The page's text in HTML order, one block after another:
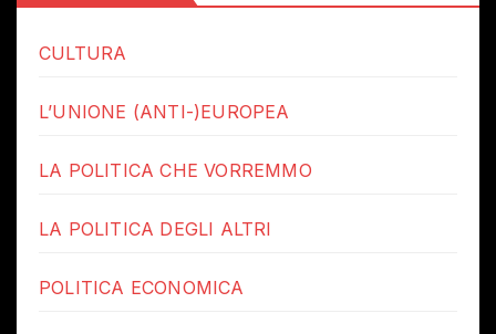
CULTURA
L’UNIONE (ANTI-)EUROPEA
LA POLITICA CHE VORREMMO
LA POLITICA DEGLI ALTRI
POLITICA ECONOMICA